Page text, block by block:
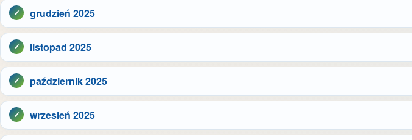
grudzień 2025
listopad 2025
październik 2025
wrzesień 2025